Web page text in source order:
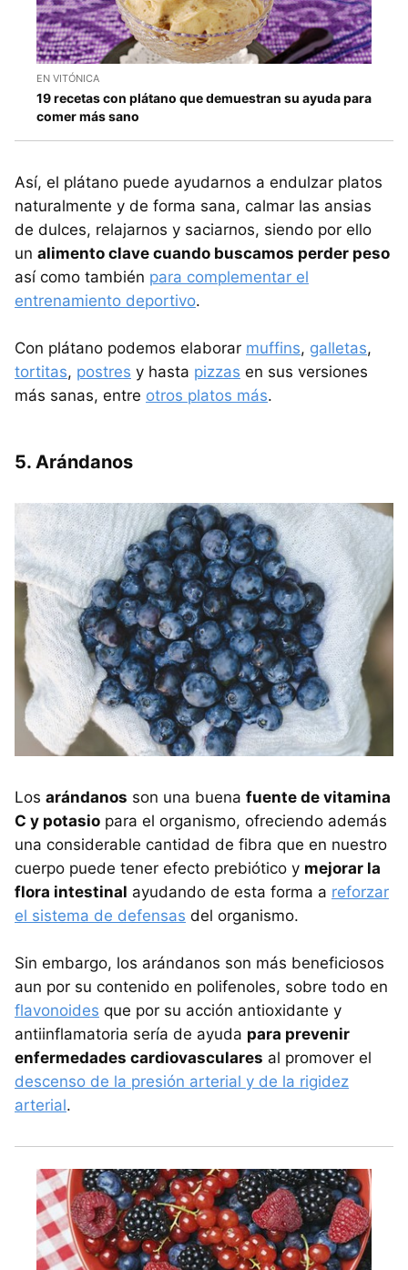
EN VITÓNICA
19 recetas con plátano que demuestran su ayuda para
comer más sano
Así, el plátano puede ayudarnos a endulzar platos
naturalmente y de forma sana, calmar las ansias
de dulces, relajarnos y saciarnos, siendo por ello
un alimento clave cuando buscamos perder peso
así como también para complementar el
entrenamiento deportivo.
Con plátano podemos elaborar muffins, galletas,
tortitas, postres y hasta pizzas en sus versiones
más sanas, entre otros platos más.
5. Arándanos
Los arándanos son una buena fuente de vitamina
C y potasio para el organismo, ofreciendo además
una considerable cantidad de fibra que en nuestro
cuerpo puede tener efecto prebiótico y mejorar la
flora intestinal ayudando de esta forma a reforzar
el sistema de defensas del organismo.
Sin embargo, los arándanos son más beneficiosos
aun por su contenido en polifenoles, sobre todo en
flavonoides que por su acción antioxidante y
antiinflamatoria sería de ayuda para prevenir
enfermedades cardiovasculares al promover el
descenso de la presión arterial y de la rigidez
arterial.